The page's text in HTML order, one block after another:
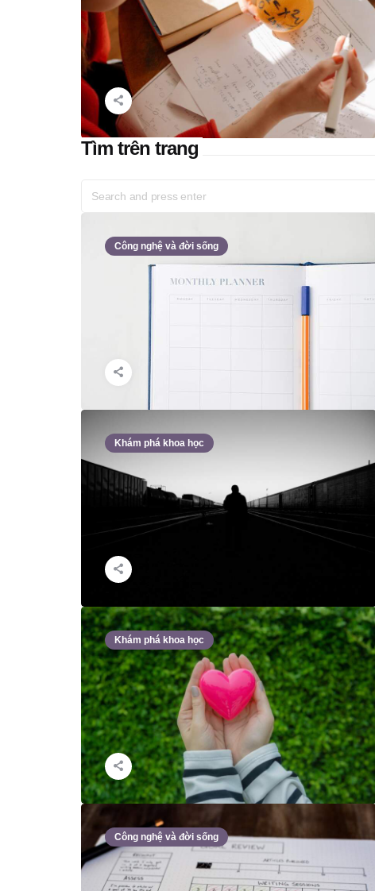
Tìm trên trang
Search
for:
Công nghệ và đời sống
Khám phá khoa học
Khám phá khoa học
Công nghệ và đời sống